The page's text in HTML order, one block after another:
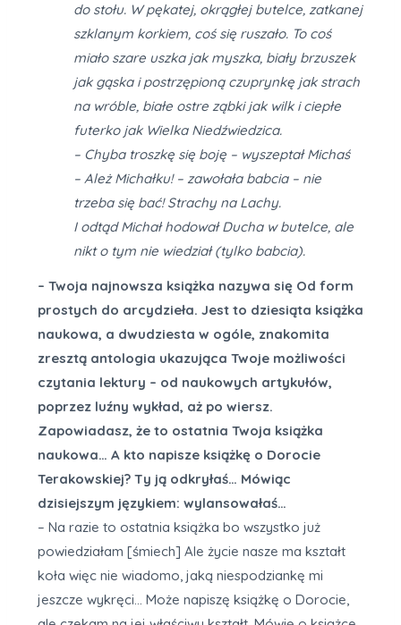
do stołu. W pękatej, okrągłej butelce, zatkanej
szklanym korkiem, coś się ruszało. To coś
miało szare uszka jak myszka, biały brzuszek
jak gąska i postrzępioną czuprynkę jak strach
na wróble, białe ostre ząbki jak wilk i ciepłe
futerko jak Wielka Niedźwiedzica.
– Chyba troszkę się boję – wyszeptał Michaś
– Ależ Michałku! – zawołała babcia – nie
trzeba się bać! Strachy na Lachy.
I odtąd Michał hodował Ducha w butelce, ale
nikt o tym nie wiedział (tylko babcia).
– Twoja najnowsza książka nazywa się Od form
prostych do arcydzieła. Jest to dziesiąta książka
naukowa, a dwudziesta w ogóle, znakomita
zresztą antologia ukazująca Twoje możliwości
czytania lektury – od naukowych artykułów,
poprzez luźny wykład, aż po wiersz.
Zapowiadasz, że to ostatnia Twoja książka
naukowa… A kto napisze książkę o Dorocie
Terakowskiej? Ty ją odkryłaś… Mówiąc
dzisiejszym językiem: wylansowałaś…
– Na razie to ostatnia książka bo wszystko już
powiedziałam [śmiech] Ale życie nasze ma kształt
koła więc nie wiadomo, jaką niespodziankę mi
jeszcze wykręci… Może napiszę książkę o Dorocie,